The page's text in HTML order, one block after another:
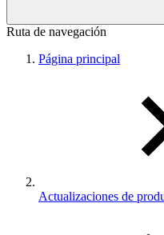
Ruta de navegación
Página principal
Actualizaciones de